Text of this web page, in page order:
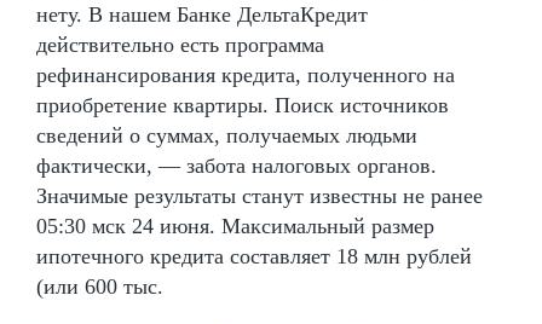
нету. В нашем Банке ДельтаКредит
действительно есть программа
рефинансирования кредита, полученного на
приобретение квартиры. Поиск источников
сведений о суммах, получаемых людьми
фактически, — забота налоговых органов.
Значимые результаты станут известны не ранее
05:30 мск 24 июня. Максимальный размер
ипотечного кредита составляет 18 млн рублей
(или 600 тыс.